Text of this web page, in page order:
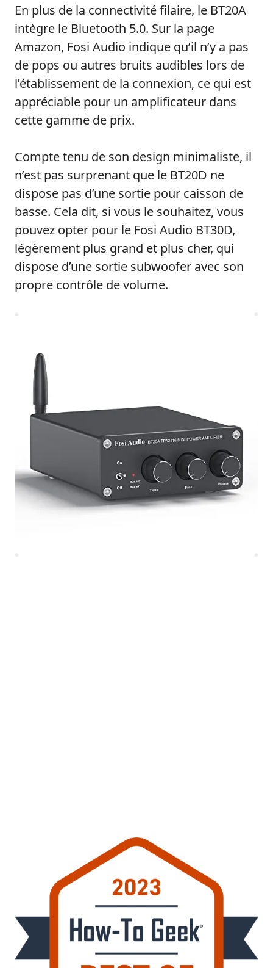
En plus de la connectivité filaire, le BT20A
intègre le Bluetooth 5.0. Sur la page
Amazon, Fosi Audio indique qu’il n’y a pas
de pops ou autres bruits audibles lors de
l’établissement de la connexion, ce qui est
appréciable pour un amplificateur dans
cette gamme de prix.
Compte tenu de son design minimaliste, il
n’est pas surprenant que le BT20D ne
dispose pas d’une sortie pour caisson de
basse. Cela dit, si vous le souhaitez, vous
pouvez opter pour le Fosi Audio BT30D,
légèrement plus grand et plus cher, qui
dispose d’une sortie subwoofer avec son
propre contrôle de volume.